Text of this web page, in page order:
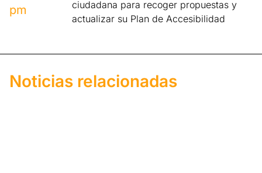
pm
ciudadana para recoger propuestas y
actualizar su Plan de Accesibilidad
Noticias relacionadas